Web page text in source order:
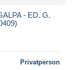
- ED. G.
Privatperson